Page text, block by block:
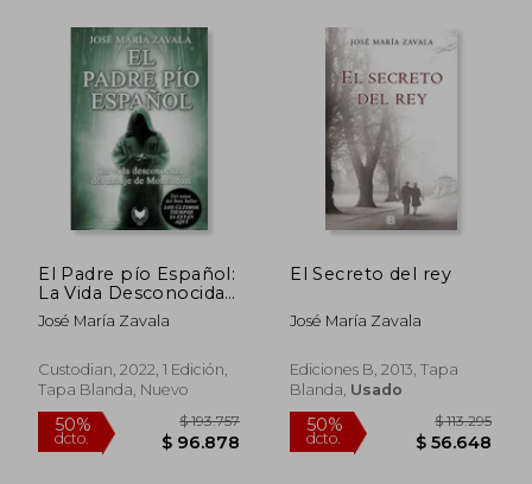
El Padre pío Español:
La Vida Desconocida
del Monje de
Montalbán
José María Zavala
Custodian, 2022, 1 Edición,
Tapa Blanda, Nuevo
El Secreto del rey
José María Zavala
Ediciones B, 2013, Tapa
Blanda, Usado